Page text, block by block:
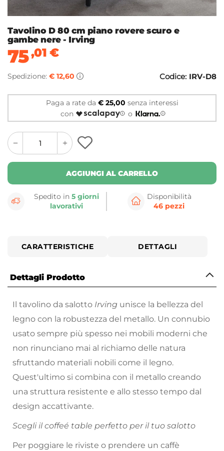
Tavolino D 80 cm piano rovere scuro e
gambe nere - Irving
75,01 €
Spedizione: € 12,60 Codice: IRV-D8
Paga a rate da € 25,00 senza interessi
con
o
quantity
button
quantity
minus
button
AGGIUNGI AL CARRELLO
Spedito in5 giorni
lavorativi
Disponibilità
46 pezzi
CARATTERISTICHE DETTAGLI
Dettagli Prodotto
Il tavolino da salotto Irving unisce la bellezza del
legno con la robustezza del metallo. Un connubio
usato sempre più spesso nei mobili moderni che
non rinunciano mai al richiamo delle natura
sfruttando materiali nobili come il legno.
Quest'ultimo si combina con il metallo creando
una struttura resistente e allo stesso tempo dal
design accattivante.
Scegli il coffeé table perfetto per il tuo salotto
Per poggiare le riviste o prendere un caffè